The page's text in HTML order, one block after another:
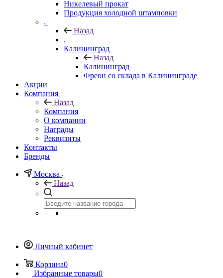
Никелевый прокат
Продукция холодной штамповки
.
Назад
.
Калининград
Назад
Калининград
Фреон со склада в Калининграде
Акции
Компания
Назад
Компания
О компании
Награды
Реквизиты
Контакты
Бренды
Москва
Назад
Личный кабинет
Корзина0
Избранные товары0